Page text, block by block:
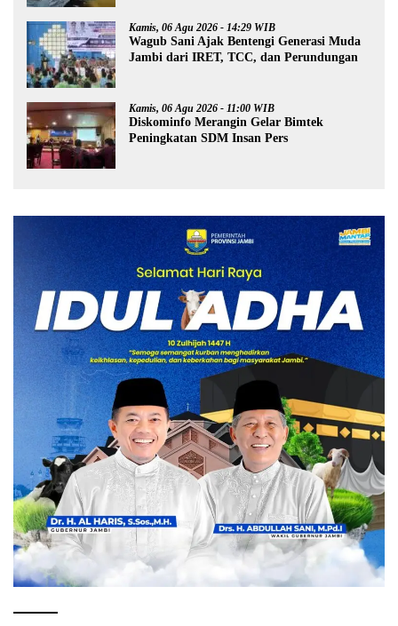
Kamis, 06 Agu 2026 - 14:29 WIB
Wagub Sani Ajak Bentengi Generasi Muda
Jambi dari IRET, TCC, dan Perundungan
Kamis, 06 Agu 2026 - 11:00 WIB
Diskominfo Merangin Gelar Bimtek
Peningkatan SDM Insan Pers